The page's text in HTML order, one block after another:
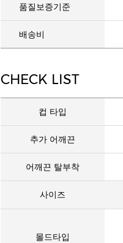
품질보증기준
배송비
CHECK LIST
컵 타입
추가 어깨끈
어깨끈 탈부착
사이즈
몰드타입